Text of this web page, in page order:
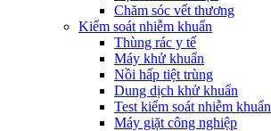
Chăm sóc vết thương
Kiểm soát nhiễm khuẩn
Thùng rác y tế
Máy khử khuẩn
Nồi hấp tiệt trùng
Dung dịch khử khuẩn
Test kiểm soát nhiễm khuẩn
Máy giặt công nghiệp